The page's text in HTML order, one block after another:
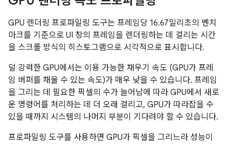
GPU 렌더링 프로파일링 도구는 프레임당 16.67밀리초의 벤치
마크를 기준으로 UI 창의 프레임을 렌더링하는 데 걸리는 시간
을 스크롤 방식의 히스토그램으로 시각적으로 표시합니다.
덜 강력한 GPU에서는 이용 가능한 채우기 속도 (GPU가 프레
임 버퍼를 채울 수 있는 속도)가 매우 낮을 수 있습니다. 프레임
을 그리는 데 필요한 픽셀의 수가 늘어남에 따라 GPU에서 새로
운 명령어를 처리하는 데 더 오래 걸리고, GPU가 따라잡을 수
있을 때까지 시스템의 나머지 부분이 기다려야 할 수 있습니다.
프로파일링 도구를 사용하면 GPU가 픽셀을 그리느라 성능이